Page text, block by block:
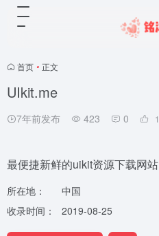
首页 • 正文
UIkit.me
7年前发布 423 0 1
最便捷新鲜的uikit资源下载网站
所在地：
中国
收录时间：
2019-08-25